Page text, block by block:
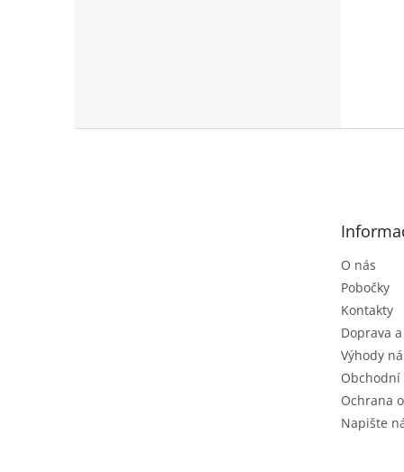
O nás
Pobočky
Kontakty
Doprava
Výhody
Ochrana
Napište